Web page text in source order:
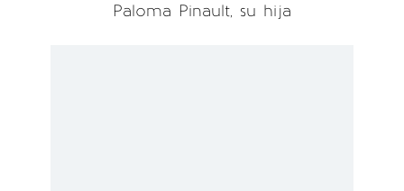
Paloma Pinault, su hija